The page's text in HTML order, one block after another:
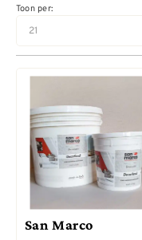
Toon per:
San Marco